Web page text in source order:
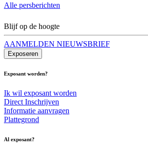
Alle persberichten
Blijf op de hoogte
AANMELDEN NIEUWSBRIEF
Exposeren
Exposant worden?
Ik wil exposant worden
Direct Inschrijven
Informatie aanvragen
Plattegrond
Al exposant?